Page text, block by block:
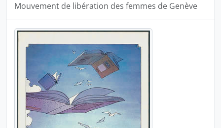
Mouvement de libération des femmes de Genève